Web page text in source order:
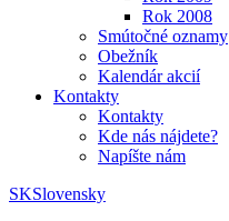
Rok 2008
Smútočné oznamy
Obežník
Kalendár akcií
Kontakty
Kontakty
Kde nás nájdete?
Napíšte nám
SKSlovensky